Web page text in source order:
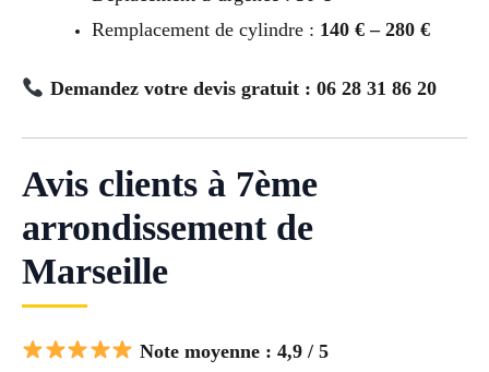
Remplacement de cylindre : 140 € – 280 €
Demandez votre devis gratuit : 06 28 31 86 20
Avis clients à 7ème
arrondissement de
Marseille
Note moyenne : 4,9 / 5